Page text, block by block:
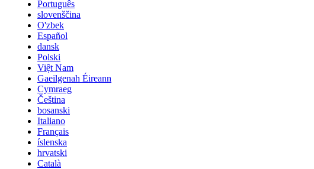
Português
slovenščina
O'zbek
Español
dansk
Polski
Việt Nam
Gaeilgenah Éireann
Cymraeg
Čeština
bosanski
Italiano
Français
íslenska
hrvatski
Català